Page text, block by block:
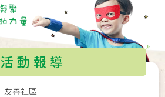
活動報導
友善社區